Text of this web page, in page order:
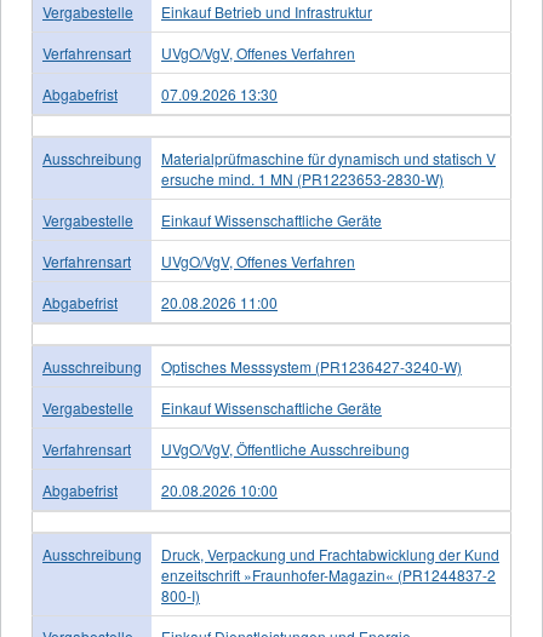
Vergabestelle
Einkauf Betrieb und Infrastruktur
Verfahrensart
UVgO/VgV, Offenes Verfahren
Abgabefrist
07.09.2026 13:30
Ausschreibung
Materialprüfmaschine für dynamisch und statisch V
ersuche mind. 1 MN (PR1223653-2830-W)
Vergabestelle
Einkauf Wissenschaftliche Geräte
Verfahrensart
UVgO/VgV, Offenes Verfahren
Abgabefrist
20.08.2026 11:00
Ausschreibung
Optisches Messsystem (PR1236427-3240-W)
Vergabestelle
Einkauf Wissenschaftliche Geräte
Verfahrensart
UVgO/VgV, Öffentliche Ausschreibung
Abgabefrist
20.08.2026 10:00
Ausschreibung
Druck, Verpackung und Frachtabwicklung der Kund
enzeitschrift »Fraunhofer-Magazin« (PR1244837-2
800-I)